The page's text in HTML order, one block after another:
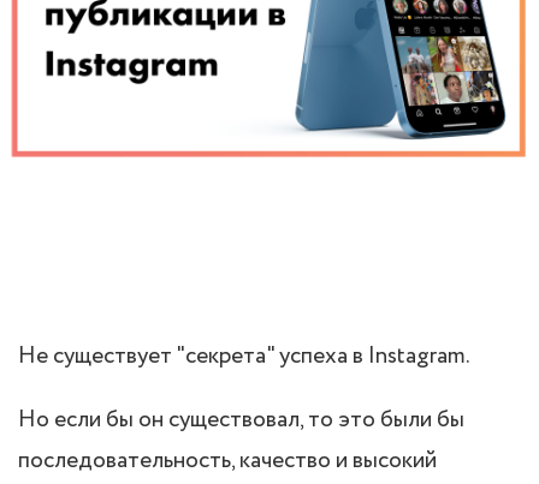
Не существует "секрета" успеха в Instagram.
Но если бы он существовал, то это были бы
последовательность, качество и высокий